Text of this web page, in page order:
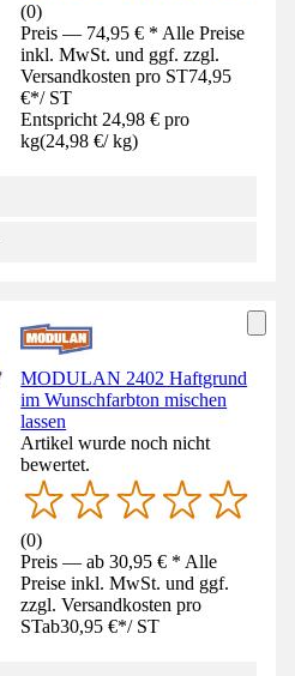
(0)
Preis — 74,95 € * Alle Preise
inkl. MwSt. und ggf. zzgl.
Versandkosten pro ST74,95
€*/ ST
Entspricht 24,98 € pro
kg(24,98 €/ kg)
MODULAN 2402 Haftgrund
im Wunschfarbton mischen
lassen
Artikel wurde noch nicht
bewertet.
(0)
Preis — ab 30,95 € * Alle
Preise inkl. MwSt. und ggf.
zzgl. Versandkosten pro
STab30,95 €*/ ST